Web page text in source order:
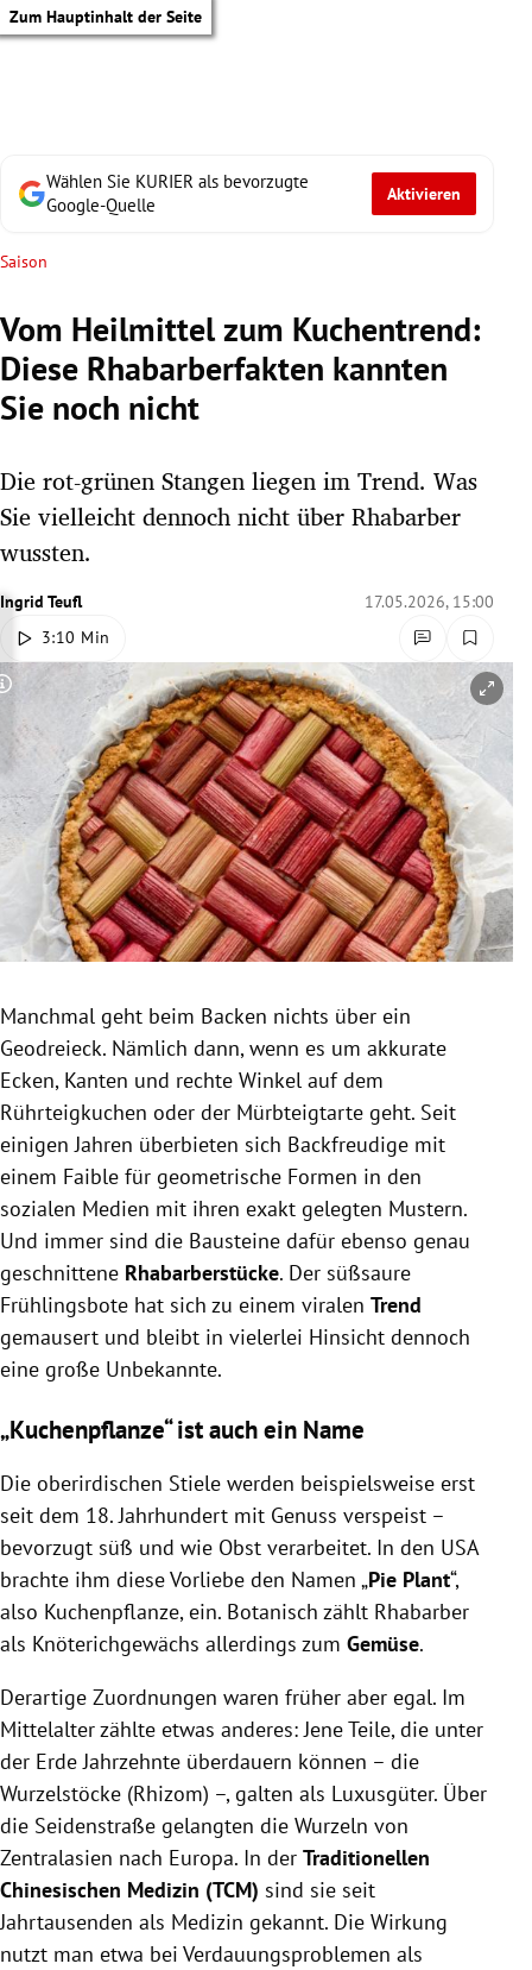
Zum Hauptinhalt der Seite
Untermenü
Untermenü
Untermenü
Untermenü
Untermenü
Untermenü
Untermenü
Untermenü
Untermenü
Untermenü
Wählen Sie KURIER als bevorzugte
Google-Quelle
Aktivieren
Saison
Vom Heilmittel zum Kuchentrend:
Diese Rhabarberfakten kannten
Sie noch nicht
Die rot-grünen Stangen liegen im Trend. Was
Sie vielleicht dennoch nicht über Rhabarber
wussten.
Ingrid Teufl
17.05.2026, 15:00
3:10 Min
Copyright-Hinweis öffnen/schließen
Manchmal geht beim Backen nichts über ein
Geodreieck. Nämlich dann, wenn es um akkurate
Ecken, Kanten und rechte Winkel auf dem
Rührteigkuchen oder der Mürbteigtarte geht. Seit
einigen Jahren überbieten sich Backfreudige mit
einem Faible für geometrische Formen in den
sozialen Medien mit ihren exakt gelegten Mustern.
Und immer sind die Bausteine dafür ebenso genau
geschnittene Rhabarberstücke. Der süßsaure
Frühlingsbote hat sich zu einem viralen Trend
gemausert und bleibt in vielerlei Hinsicht dennoch
eine große Unbekannte.
„Kuchenpflanze“ ist auch ein Name
Die oberirdischen Stiele werden beispielsweise erst
seit dem 18. Jahrhundert mit Genuss verspeist –
bevorzugt süß und wie Obst verarbeitet. In den USA
brachte ihm diese Vorliebe den Namen „Pie Plant“,
also Kuchenpflanze, ein. Botanisch zählt Rhabarber
als Knöterichgewächs allerdings zum Gemüse.
Derartige Zuordnungen waren früher aber egal. Im
Mittelalter zählte etwas anderes: Jene Teile, die unter
der Erde Jahrzehnte überdauern können – die
Wurzelstöcke (Rhizom) –, galten als Luxusgüter. Über
die Seidenstraße gelangten die Wurzeln von
Zentralasien nach Europa. In der Traditionellen
Chinesischen Medizin (TCM) sind sie seit
Jahrtausenden als Medizin gekannt. Die Wirkung
nutzt man etwa bei Verdauungsproblemen als